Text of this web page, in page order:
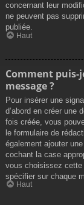
concernant leur
ne peuvent pas
publiée.
Haut
Comment puis-
message ?
Pour insérer une
d’abord en créer une
fois créée, vous
le formulaire de
également ajouter
cochant la case
vous choisissez cette
spécifier sur chaque
Haut